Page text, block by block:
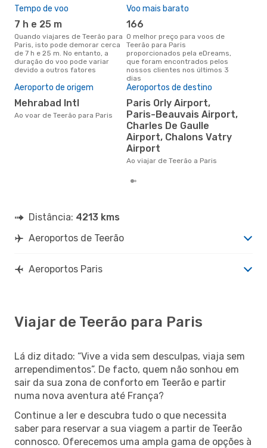
Tempo de voo
7 h e 25 m
Quando viajares de Teerão para
Paris, isto pode demorar cerca
de 7 h e 25 m. No entanto, a
duração do voo pode variar
devido a outros fatores
Voo mais barato
166
O melhor preço para voos de
Teerão para Paris
proporcionados pela eDreams,
que foram encontrados pelos
nossos clientes nos últimos 3
dias
Aeroporto de origem
Mehrabad Intl
Ao voar de Teerão para Paris
Aeroportos de destino
Paris Orly Airport,
Paris-Beauvais Airport,
Charles De Gaulle
Airport, Chalons Vatry
Airport
Ao viajar de Teerão a Paris
Distância: 4213 kms
Aeroportos de Teerão
Aeroportos Paris
Viajar de Teerão para Paris
Lá diz ditado: “Vive a vida sem desculpas, viaja sem
arrependimentos”. De facto, quem não sonhou em
sair da sua zona de conforto em Teerão e partir
numa nova aventura até França?
Continue a ler e descubra tudo o que necessita
saber para reservar a sua viagem a partir de Teerão
connosco. Oferecemos uma ampla gama de opções à